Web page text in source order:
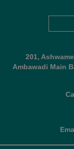
201,
Ambawadi Main